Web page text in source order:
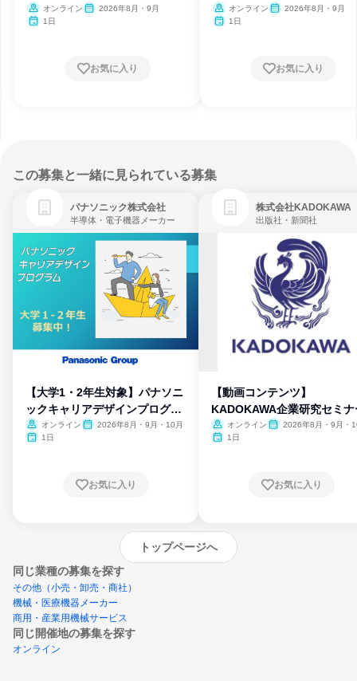
オンライン
2026年8月・9月
1日
お気に入り
オンライン
2026年8月・9月
1日
お気に入り
この募集と一緒に見られている募集
パナソニック株式会社
半導体・電子機器メーカー
【大学1・2年生対象】パナソニ
ックキャリアデザインプログラ
ム
オンライン
2026年8月・9月・10月
1日
お気に入り
株式会社KADOKAWA
出版社・新聞社
【動画コンテンツ】
KADOKAWA企業研究セミナ
オンライン
2026年8月・9月・
1日
お気に入り
トップページへ
同じ業種の募集を探す
その他（小売・卸売・商社）
機械・医療機器メーカー
商用・産業用機械サービス
同じ開催地の募集を探す
オンライン